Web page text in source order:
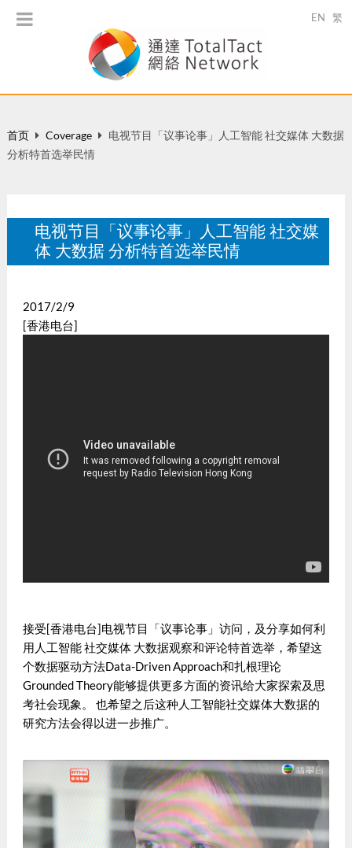
EN 繁
首页 Coverage
电视节目「议事论事」人工智能 社交媒体 大数据
分析特首选举民情
电视节目「议事论事」人工智能 社交媒
体 大数据 分析特首选举民情
2017/2/9
[香港电台]
接受[香港电台]电视节目「议事论事」访问，及分享如何利
用人工智能 社交媒体 大数据观察和评论特首选举，希望这
个数据驱动方法Data-Driven Approach和扎根理论
Grounded Theory能够提供更多方面的资讯给大家探索及思
考社会现象。 也希望之后这种人工智能社交媒体大数据的
研究方法会得以进一步推广。